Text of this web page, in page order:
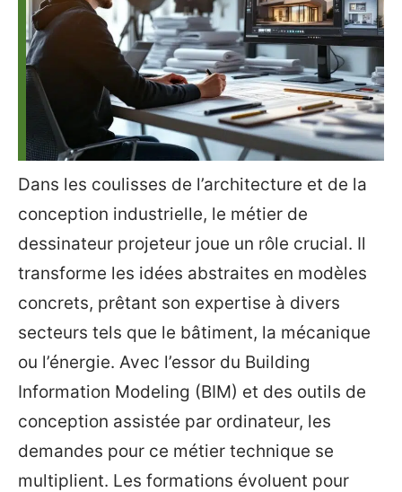
Dans les coulisses de l’architecture et de la
conception industrielle, le métier de
dessinateur projeteur joue un rôle crucial. Il
transforme les idées abstraites en modèles
concrets, prêtant son expertise à divers
secteurs tels que le bâtiment, la mécanique
ou l’énergie. Avec l’essor du Building
Information Modeling (BIM) et des outils de
conception assistée par ordinateur, les
demandes pour ce métier technique se
multiplient. Les formations évoluent pour